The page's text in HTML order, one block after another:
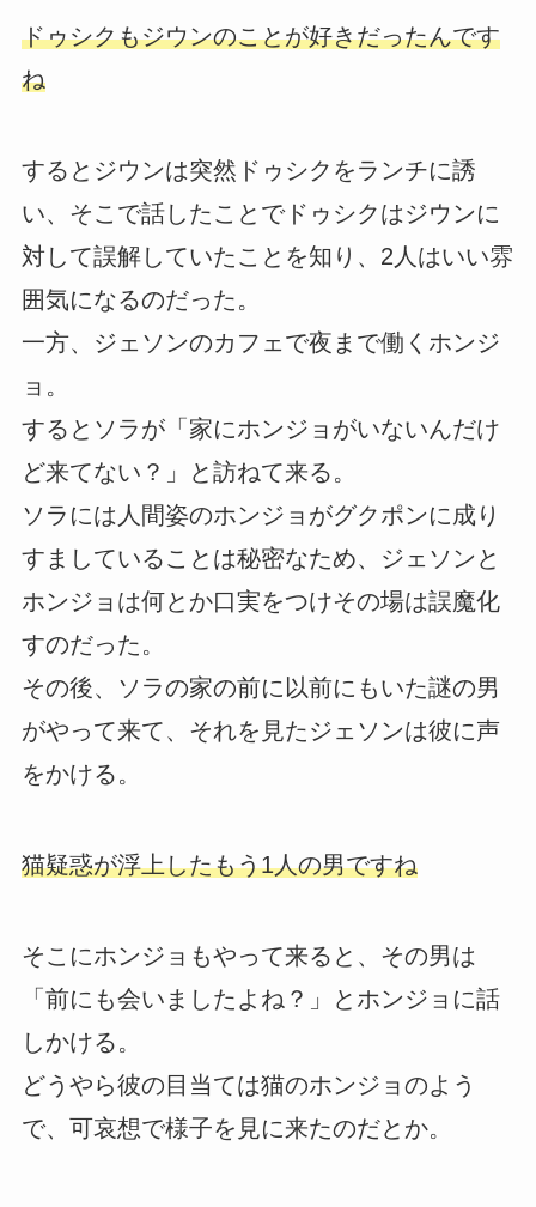
ドゥシクもジウンのことが好きだったんです
ね
するとジウンは突然ドゥシクをランチに誘
い、そこで話したことでドゥシクはジウンに
対して誤解していたことを知り、2人はいい雰
囲気になるのだった。
一方、ジェソンのカフェで夜まで働くホンジ
ョ。
するとソラが「家にホンジョがいないんだけ
ど来てない？」と訪ねて来る。
ソラには人間姿のホンジョがグクポンに成り
すましていることは秘密なため、ジェソンと
ホンジョは何とか口実をつけその場は誤魔化
すのだった。
その後、ソラの家の前に以前にもいた謎の男
がやって来て、それを見たジェソンは彼に声
をかける。
猫疑惑が浮上したもう1人の男ですね
そこにホンジョもやって来ると、その男は
「前にも会いましたよね？」とホンジョに話
しかける。
どうやら彼の目当ては猫のホンジョのよう
で、可哀想で様子を見に来たのだとか。